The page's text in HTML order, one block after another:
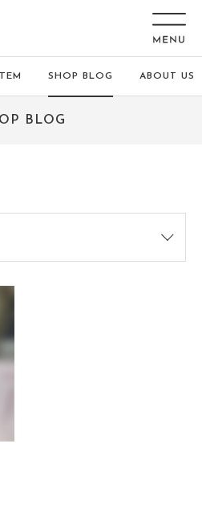
ITEM SHOP BLOG ABOUT US
BLOG